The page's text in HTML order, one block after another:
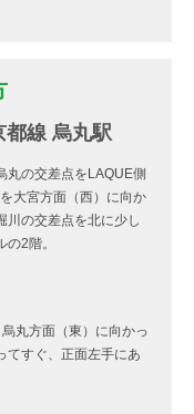
線 烏丸駅
丸の交差点をLAQUE側
大宮方面（西）に向か
川の交差点を北に少し
2階。
丸方面（東）に向かっ
てすぐ、正面左手にあ